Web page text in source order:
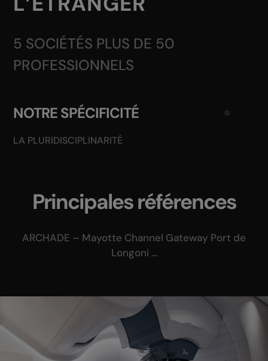
5 SOCIÉTÉS PLUS DE 50
PROFESSIONNELS
NOTRE SPÉCIFICITÉ
LA PLURIDISCIPLINARITÉ
Principales références
ARCHADE – Mayotte Channel Gateway Port de
Longoni …